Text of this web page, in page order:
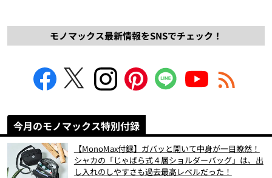
モノマックス最新情報をSNSでチェック！
今月のモノマックス特別付録
【MonoMax付録】ガバッと開いて中身が一目瞭然！
シャカの「じゃばら式４層ショルダーバッグ」は、出
し入れのしやすさも過去最高レベルだった！